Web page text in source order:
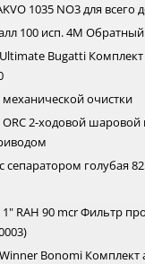
1035 NO3 для всего
100 исп. 4M
Bugatti
механической очистки
2-ходовой шаровой
сепаратором голубая
1" RAH 90 mcr Фильтр
Bonomi Комплект